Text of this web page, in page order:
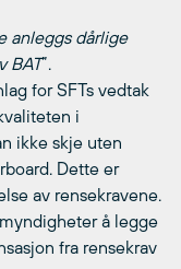
anleggs dårlige
BAT”.
for SFTs vedtak
i
ikke skje uten
Dette er
av rensekravene.
å legge
fra rensekrav